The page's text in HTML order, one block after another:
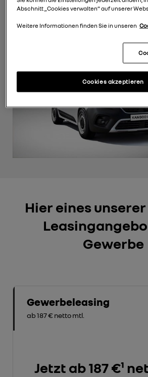
Gewerbekunden. Steigen Sie
Hier eines
Gewerbe
Gewerbeleasing
ab 187 € netto mtl.
Jetzt ab 187 €¹
Abschnitt „Cookies verwalten“ auf unserer
Weitere Informationen finden Sie in unseren
Cookies akzeptieren